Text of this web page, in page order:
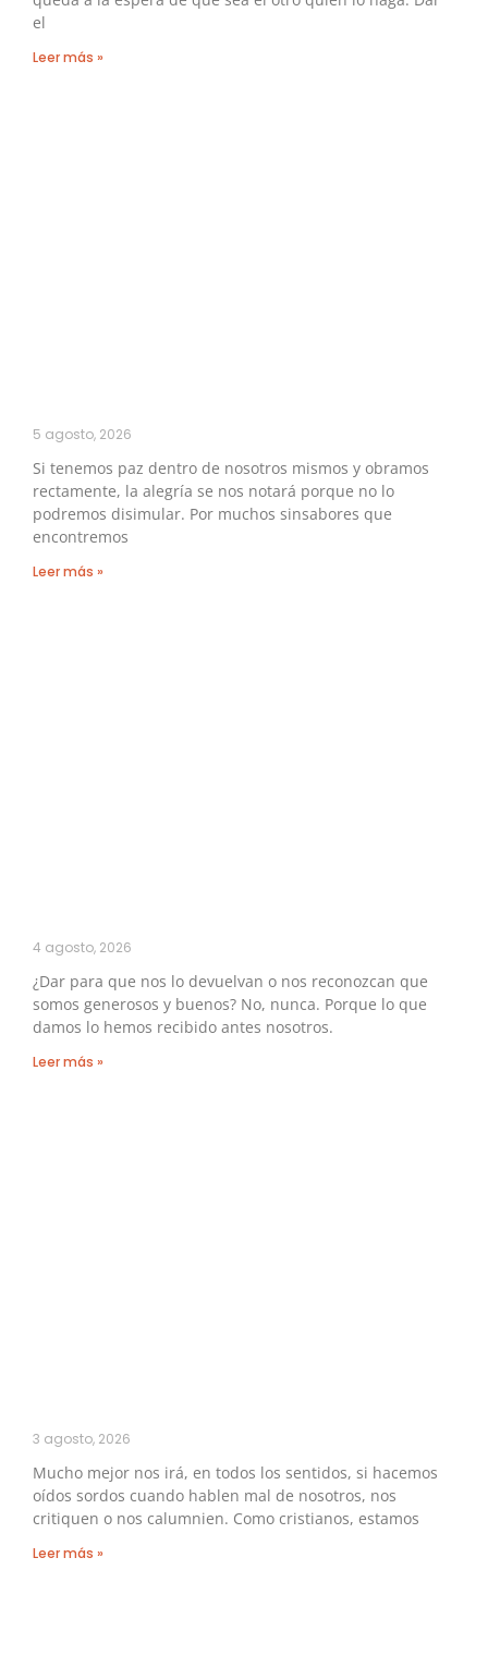
el
Leer más »
5 agosto, 2026
Si tenemos paz dentro de nosotros mismos y obramos
rectamente, la alegría se nos notará porque no lo
podremos disimular. Por muchos sinsabores que
encontremos
Leer más »
4 agosto, 2026
¿Dar para que nos lo devuelvan o nos reconozcan que
somos generosos y buenos? No, nunca. Porque lo que
damos lo hemos recibido antes nosotros.
Leer más »
3 agosto, 2026
Mucho mejor nos irá, en todos los sentidos, si hacemos
oídos sordos cuando hablen mal de nosotros, nos
critiquen o nos calumnien. Como cristianos, estamos
Leer más »